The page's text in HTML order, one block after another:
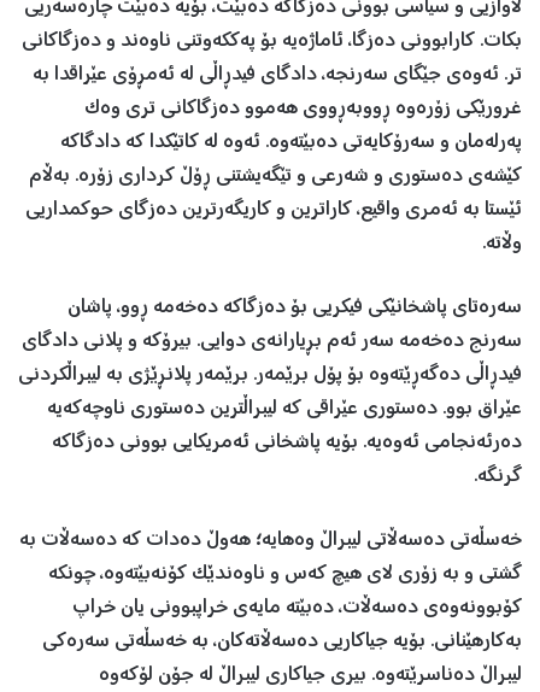
لاوازیی و سیاسی بوونی دەزگاکە دەبێت، بۆیە دەبێت چارەسەریی
بکات. کارابوونی دەزگا، ئاماژەیە بۆ پەککەوتنی ناوەند و دەزگاکانی
تر. ئەوەی جێگای سەرنجە، دادگای فیدڕاڵی لە ئەمڕۆی عێراقدا بە
غرورێکی زۆرەوە ڕووبەڕووی هەموو دەزگاکانی تری وەک
پەرلەمان و سەرۆکایەتی دەبێتەوە. ئەوە لە کاتێکدا کە دادگاکە
کێشەی دەستوری و شەرعی و تێگەیشتنی ڕۆڵ کرداری زۆرە. بەڵام
ئێستا بە ئەمری واقیع، کاراترین و کاریگەرترین دەزگای حوکمداریی
وڵاتە.
سەرەتای پاشخانێکی فیکریی بۆ دەزگاکە دەخەمە ڕوو، پاشان
سەرنج دەخەمە سەر ئەم بڕیارانەی دوایی. بیرۆکە و پلانی دادگای
فیدڕاڵی دەگەڕێتەوە بۆ پۆل برێمەر. برێمەر پلانڕێژی بە لیبراڵکردنی
عێراق بوو. دەستوری عێراقی کە لیبراڵترین دەستوری ناوچەکەیە
دەرئەنجامی ئەوەیە. بۆیە پاشخانی ئەمریکایی بوونی دەزگاکە
گرنگە.
خەسڵەتی دەسەڵاتی لیبراڵ وەهایە؛ هەوڵ دەدات کە دەسەڵات بە
گشتی و بە زۆری لای هیچ کەس و ناوەندێک کۆنەبێتەوە، چونکە
کۆبوونەوەی دەسەڵات، دەبێتە مایەی خراپبوونی یان خراپ
بەکارهێنانی. بۆیە جیاکاریی دەسەڵاتەکان، بە خەسڵەتی سەرەکی
لیبراڵ دەناسرێتەوە. بیری جیاکاری لیبراڵ لە جۆن لۆکەوە